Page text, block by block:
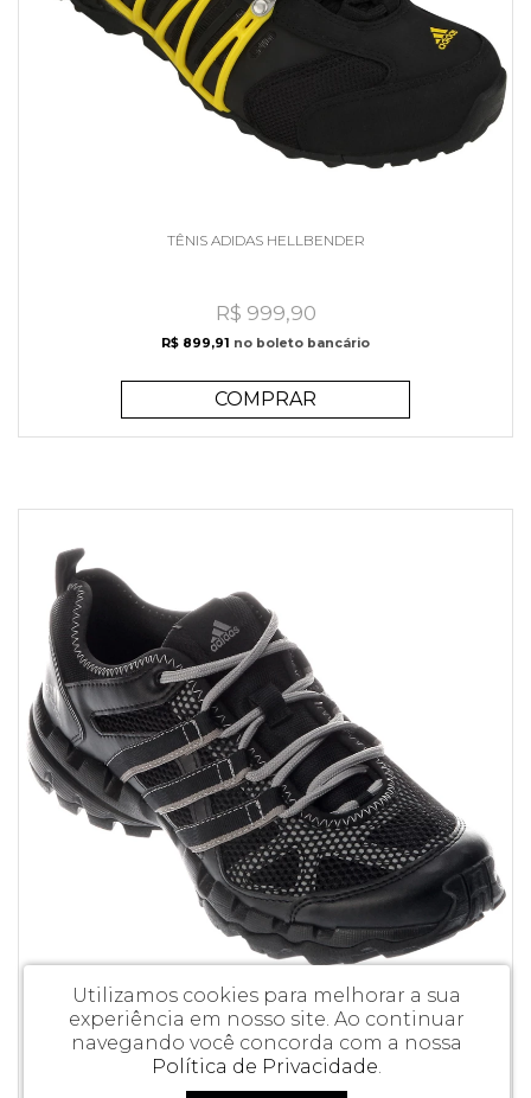
TÊNIS ADIDAS HELLBENDER
R$ 999,90
R$ 899,91 no boleto bancário
COMPRAR
TÊNIS ADIDAS HYDROTERRA
Utilizamos cookies para melhorar a sua
experiência em nosso site. Ao continuar
navegando você concorda com a nossa
Política de Privacidade.